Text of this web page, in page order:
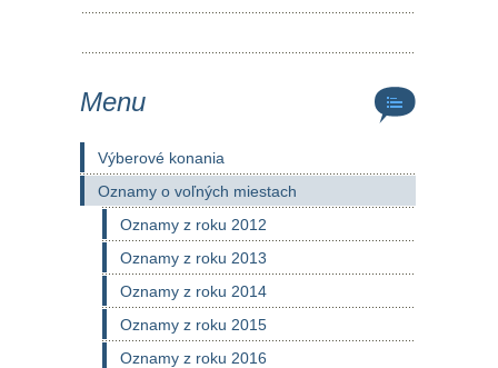
Menu
Výberové konania
Oznamy o voľných miestach
Oznamy z roku 2012
Oznamy z roku 2013
Oznamy z roku 2014
Oznamy z roku 2015
Oznamy z roku 2016